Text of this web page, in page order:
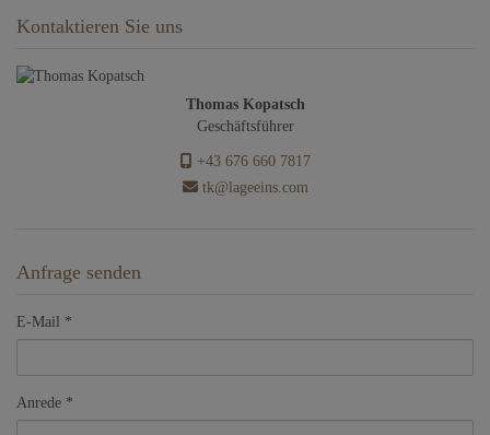
Kontaktieren Sie uns
Thomas Kopatsch
Geschäftsführer
+43 676 660 7817
tk@lageeins.com
Anfrage senden
E-Mail
Anrede